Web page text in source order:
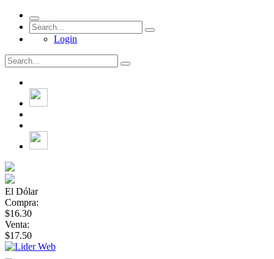
Login
El Dólar
Compra:
$16.30
Venta:
$17.50